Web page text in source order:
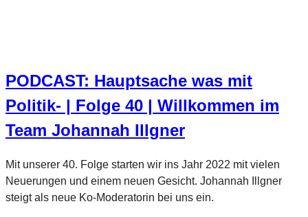
PODCAST: Hauptsache was mit
Politik- | Folge 40 | Willkommen im
Team Johannah Illgner
Mit unserer 40. Folge starten wir ins Jahr 2022 mit vielen
Neuerungen und einem neuen Gesicht. Johannah Illgner
steigt als neue Ko-Moderatorin bei uns ein.